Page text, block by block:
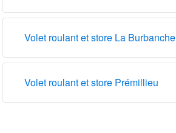
Volet roulant et store La Burbanche
Volet roulant et store Prémillieu